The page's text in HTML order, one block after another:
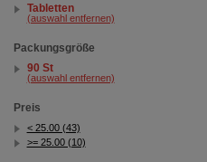
Tabletten
(auswahl entfernen)
Packungsgröße
90 St
(auswahl entfernen)
Preis
< 25.00 (43)
>= 25.00 (10)